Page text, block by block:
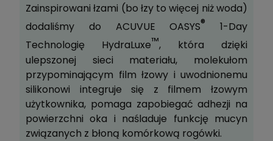
Zainspirowani łzami (bo łzy to więcej niż woda)
dodaliśmy do ACUVUE OASYS® 1-Day
Technologię HydraLuxe™, która dzięki
ulepszonej sieci materiału, molekułom
przypominającym film łzowy i uwodnionemu
silikonowi integruje się z filmem łzowym
użytkownika, pomaga zapobiegać adhezji na
powierzchni oka i naśladuje funkcję mucyn
związanych z błoną komórkową rogówki.